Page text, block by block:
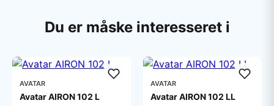
Du er måske interesseret i
AVATAR
Avatar AIRON 102 L
AVATAR
Avatar AIRON 102 LL